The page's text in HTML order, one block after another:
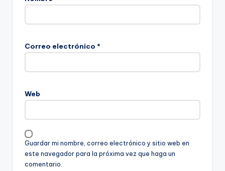
Correo electrónico *
Web
Guardar mi nombre, correo electrónico y sitio web en
este navegador para la próxima vez que haga un
comentario.